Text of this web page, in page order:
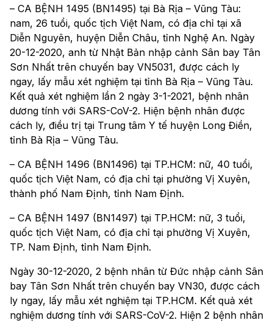
– CA BỆNH 1495 (BN1495) tại Bà Rịa – Vũng Tàu:
nam, 26 tuổi, quốc tịch Việt Nam, có địa chỉ tại xã
Diễn Nguyên, huyện Diễn Châu, tỉnh Nghệ An. Ngày
20-12-2020, anh từ Nhật Bản nhập cảnh Sân bay Tân
Sơn Nhất trên chuyến bay VN5031, được cách ly
ngay, lấy mẫu xét nghiệm tại tỉnh Bà Rịa – Vũng Tàu.
Kết quả xét nghiệm lần 2 ngày 3-1-2021, bệnh nhân
dương tính với SARS-CoV-2. Hiện bệnh nhân được
cách ly, điều trị tại Trung tâm Y tế huyện Long Điền,
tỉnh Bà Rịa – Vũng Tàu.
– CA BỆNH 1496 (BN1496) tại TP.HCM: nữ, 40 tuổi,
quốc tịch Việt Nam, có địa chỉ tại phường Vị Xuyên,
thành phố Nam Định, tỉnh Nam Định.
– CA BỆNH 1497 (BN1497) tại TP.HCM: nữ, 3 tuổi,
quốc tịch Việt Nam, có địa chỉ tại phường Vị Xuyên,
TP. Nam Định, tỉnh Nam Định.
Ngày 30-12-2020, 2 bệnh nhân từ Đức nhập cảnh Sân
bay Tân Sơn Nhất trên chuyến bay VN30, được cách
ly ngay, lấy mẫu xét nghiệm tại TP.HCM. Kết quả xét
nghiệm dương tính với SARS-CoV-2. Hiện 2 bệnh nhân